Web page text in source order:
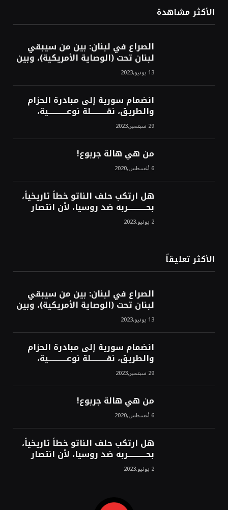
الأكثر مشاهدة
الصراع في لبنان: بين من سيبقي
لبنان تحت (الوصاية الأمريكية)، وبين
من سيخرج لبنان من النفق الغربي!
محمد محسن13 يونيو,2023
انضمام سورية إلى مبادرة الحزام
والطريق، نقــــــــــلة نوعــــــــــــية،
استراتيجية، تاريخية، نهائية، نحو
الشرق!محمد محسن29 سبتمبر,2023
من هي هالة جربوع!
6 أغسطس,2020
هل ارتكب حلف الناتو خطأً تاريخياً،
بحــــــــــــربه ضد روسيا، لأن انتصار
روسيا الحتمي، سيفتت الناتو!محمد
محسن 2 يونيو,2023
الأكثر تعليقاً
الصراع في لبنان: بين من سيبقي
لبنان تحت (الوصاية الأمريكية)، وبين
من سيخرج لبنان من النفق الغربي!
محمد محسن13 يونيو,2023
انضمام سورية إلى مبادرة الحزام
والطريق، نقــــــــــلة نوعــــــــــــية،
استراتيجية، تاريخية، نهائية، نحو
الشرق!محمد محسن29 سبتمبر,2023
من هي هالة جربوع!
6 أغسطس,2020
هل ارتكب حلف الناتو خطأً تاريخياً،
بحــــــــــــربه ضد روسيا، لأن انتصار
روسيا الحتمي، سيفتت الناتو!محمد
محسن 2 يونيو,2023